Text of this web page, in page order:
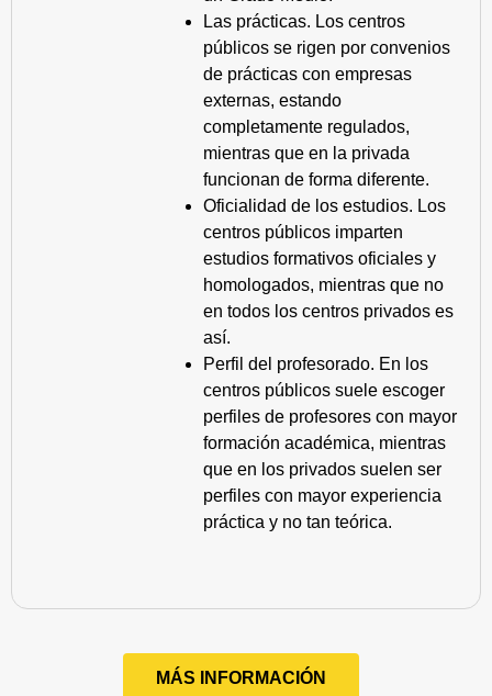
Las prácticas. Los centros
públicos se rigen por convenios
de prácticas con empresas
externas, estando
completamente regulados,
mientras que en la privada
funcionan de forma diferente.
Oficialidad de los estudios. Los
centros públicos imparten
estudios formativos oficiales y
homologados, mientras que no
en todos los centros privados es
así.
Perfil del profesorado. En los
centros públicos suele escoger
perfiles de profesores con mayor
formación académica, mientras
que en los privados suelen ser
perfiles con mayor experiencia
práctica y no tan teórica.
MÁS INFORMACIÓN